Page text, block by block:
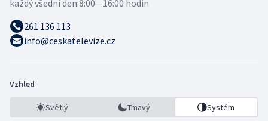
každý všední den:8:00—16:00 hodin
261 136 113
info@ceskatelevize.cz
Vzhled
Světlý Tmavý Systém